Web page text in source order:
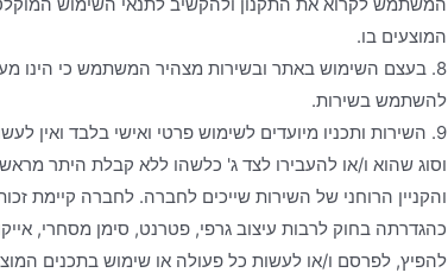
המוצעים בו.
להשתמש בשירות.
9. השירות ותכניו מיועדים לשימוש פרטי ואישי בלבד ואין
וסוג שהוא ו/או להעבירו לצד ג' כלשהו ללא קבלת היתר מראש
והקניין הרוחני של השירות שייכים לחברה. לחברה קיימת
כהגדרתה בחוק לרבות עיצוב גרפי, פטרנט, סימן מסחרי,
להפיץ, לפרסם ו/או לעשות כל פעולה או שימוש בתכנים